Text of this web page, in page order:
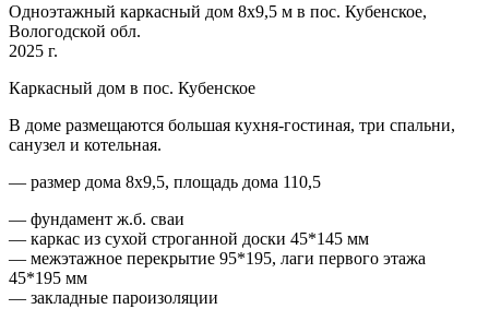
Одноэтажный каркасный дом 8х9,5 м в пос. Кубенское,
Вологодской обл.
2025 г.
Каркасный дом в пос. Кубенское
В доме размещаются большая кухня-гостиная, три спальни,
санузел и котельная.
— размер дома 8х9,5, площадь дома 110,5
— фундамент ж.б. сваи
— каркас из сухой строганной доски 45*145 мм
— межэтажное перекрытие 95*195, лаги первого этажа
45*195 мм
— закладные пароизоляции